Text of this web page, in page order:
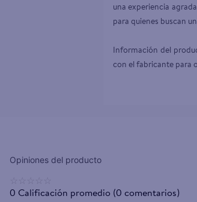
una experiencia
para quienes buscan
Información del
con el fabricante para
0 Calificación promedio (0 comentarios)